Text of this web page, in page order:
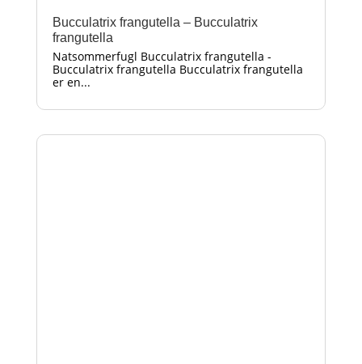
Bucculatrix frangutella – Bucculatrix
frangutella
Natsommerfugl Bucculatrix frangutella -
Bucculatrix frangutella Bucculatrix frangutella
er en...